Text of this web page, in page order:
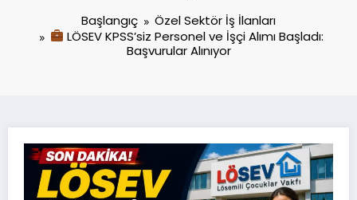
Başlangıç
Özel Sektör İş İlanları
LÖSEV KPSS’siz Personel ve İşçi Alımı Başladı:
Başvurular Alınıyor